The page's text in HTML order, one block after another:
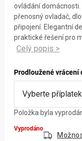
ovládání
přenosný ovladač,
připojení. Elegantní
praktické řešení pro
Prodloužené vrácení
Položka byla
Vyprodáno